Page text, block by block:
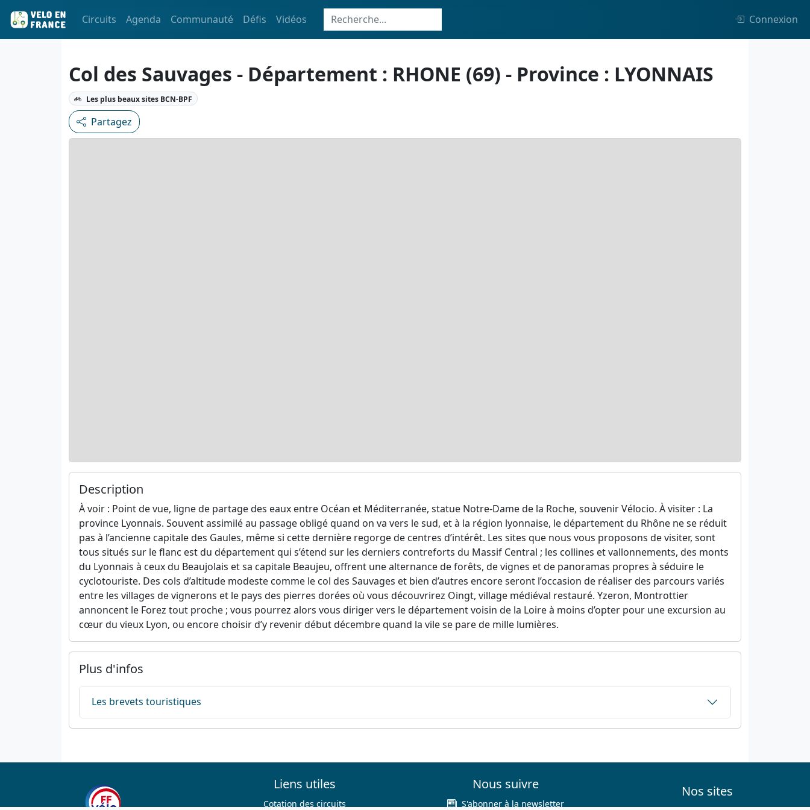
Circuits Agenda Communauté Défis Vidéos Connexion
Col des Sauvages - Département : RHONE (69) - Province : LYONNAIS
Les plus beaux sites BCN-BPF
Partagez
Description
À voir : Point de vue, ligne de partage des eaux entre Océan et Méditerranée, statue Notre-Dame de la Roche, souvenir Vélocio. À visiter : La
province Lyonnais. Souvent assimilé au passage obligé quand on va vers le sud, et à la région lyonnaise, le département du Rhône ne se réduit
pas à l’ancienne capitale des Gaules, même si cette dernière regorge de centres d’intérêt. Les sites que nous vous proposons de visiter, sont
tous situés sur le flanc est du département qui s’étend sur les derniers contreforts du Massif Central ; les collines et vallonnements, des monts
du Lyonnais à ceux du Beaujolais et sa capitale Beaujeu, offrent une alternance de forêts, de vignes et de panoramas propres à séduire le
cyclotouriste. Des cols d’altitude modeste comme le col des Sauvages et bien d’autres encore seront l’occasion de réaliser des parcours variés
entre les villages de vignerons et le pays des pierres dorées où vous découvrirez Oingt, village médiéval restauré. Yzeron, Montrottier
annoncent le Forez tout proche ; vous pourrez alors vous diriger vers le département voisin de la Loire à moins d’opter pour une excursion au
cœur du vieux Lyon, ou encore choisir d’y revenir début décembre quand la vile se pare de mille lumières.
Plus d'infos
Les brevets touristiques
Liens utiles
Cotation des circuits
Nous suivre
S'abonner à la newsletter
Nos sites